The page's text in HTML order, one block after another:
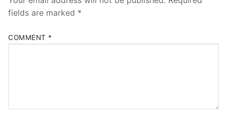
fields are marked *
COMMENT *